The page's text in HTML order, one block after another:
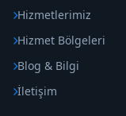
Hizmetlerimiz
Hizmet Bölgeleri
Blog & Bilgi
İletişim